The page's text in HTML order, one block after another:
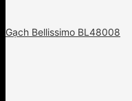
Gạch Bellissimo BL48008